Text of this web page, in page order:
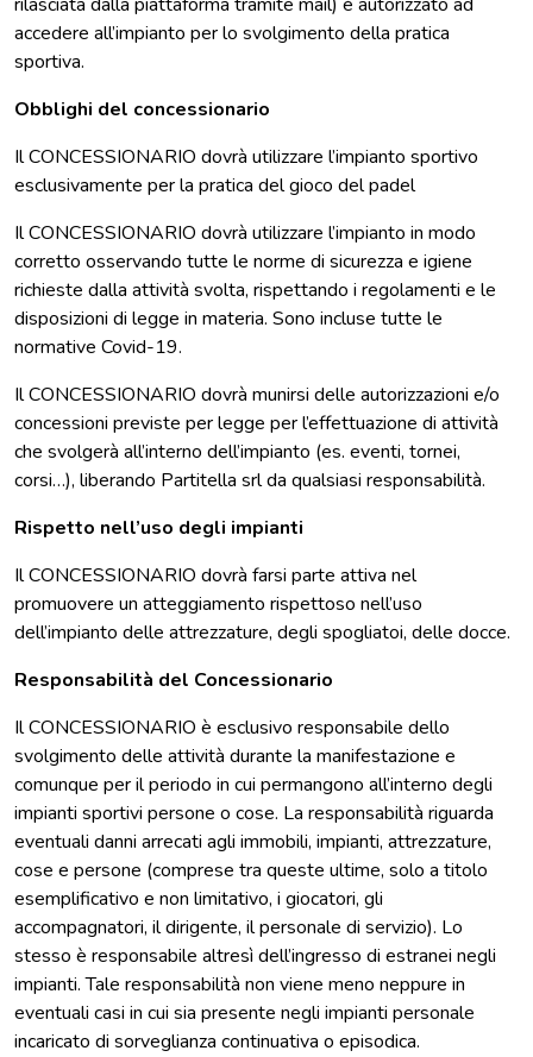
accedere all’impianto per lo svolgimento della pratica
sportiva.
Obblighi del concessionario
Il CONCESSIONARIO dovrà utilizzare l’impianto sportivo
esclusivamente per la pratica del gioco del padel
Il CONCESSIONARIO dovrà utilizzare l’impianto in modo
corretto osservando tutte le norme di sicurezza e igiene
richieste dalla attività svolta, rispettando i regolamenti e le
disposizioni di legge in materia. Sono incluse tutte le
normative Covid-19.
Il CONCESSIONARIO dovrà munirsi delle autorizzazioni e/o
concessioni previste per legge per l’effettuazione di attività
che svolgerà all’interno dell’impianto (es. eventi, tornei,
corsi…), liberando Partitella srl da qualsiasi responsabilità.
Rispetto nell’uso degli impianti
Il CONCESSIONARIO dovrà farsi parte attiva nel
promuovere un atteggiamento rispettoso nell’uso
dell’impianto delle attrezzature, degli spogliatoi, delle docce.
Responsabilità del Concessionario
Il CONCESSIONARIO è esclusivo responsabile dello
svolgimento delle attività durante la manifestazione e
comunque per il periodo in cui permangono all’interno degli
impianti sportivi persone o cose. La responsabilità riguarda
eventuali danni arrecati agli immobili, impianti, attrezzature,
cose e persone (comprese tra queste ultime, solo a titolo
esemplificativo e non limitativo, i giocatori, gli
accompagnatori, il dirigente, il personale di servizio). Lo
stesso è responsabile altresì dell’ingresso di estranei negli
impianti. Tale responsabilità non viene meno neppure in
eventuali casi in cui sia presente negli impianti personale
incaricato di sorveglianza continuativa o episodica.